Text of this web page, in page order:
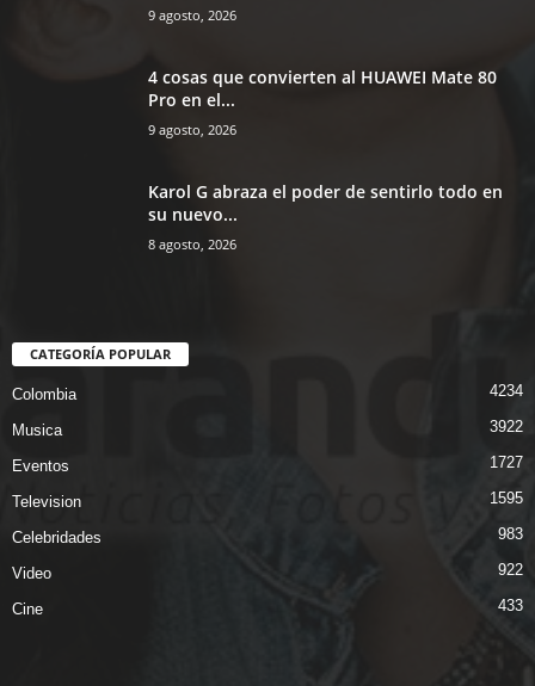
9 agosto, 2026
4 cosas que convierten al HUAWEI Mate 80
Pro en el...
9 agosto, 2026
Karol G abraza el poder de sentirlo todo en
su nuevo...
8 agosto, 2026
CATEGORÍA POPULAR
Colombia 4234
Musica 3922
Eventos 1727
Television 1595
Celebridades 983
Video 922
Cine 433